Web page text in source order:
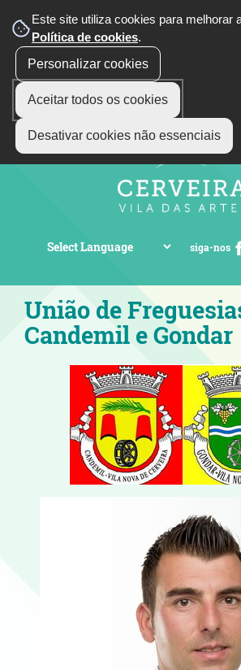
Este site utiliza cookies para melhorar
Política de cookies.
Personalizar cookies
Aceitar todos os cookies
Desativar cookies não essenciais
siga-nos
União de
Candemil e Gondar